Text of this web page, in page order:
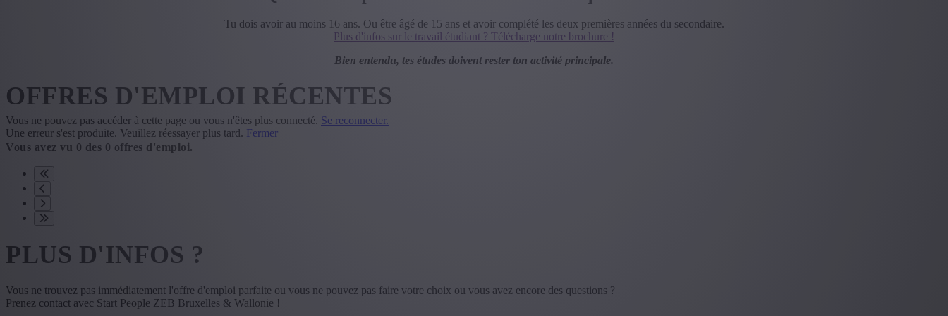
Tu dois avoir au moins 16 ans. Ou être âgé de 15 ans et avoir complété les deux premières années du secondaire.
Plus d'infos sur le travail étudiant ? Télécharge notre brochure !
Bien entendu, tes études doivent rester ton activité principale.
OFFRES D'EMPLOI RÉCENTES
Vous ne pouvez pas accéder à cette page ou vous n'êtes plus connecté. Se reconnecter.
Une erreur s'est produite. Veuillez réessayer plus tard. Fermer
Vous avez vu 0 des 0 offres d'emploi.
PLUS D'INFOS ?
Vous ne trouvez pas immédiatement l'offre d'emploi parfaite ou vous ne pouvez pas faire votre choix ou vous avez encore des questions ?
Prenez contact avec Start People ZEB Bruxelles & Wallonie !